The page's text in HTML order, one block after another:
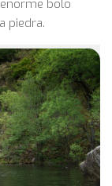
bolo
piedra.